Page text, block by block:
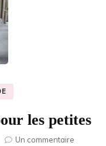
les petites
Un commentaire